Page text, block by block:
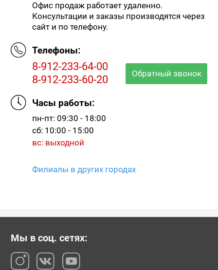
Офис продаж работает удаленно.
Консультации и заказы производятся через
сайт и по телефону.
Телефоны:
8-912-233-64-00
8-912-233-60-20
Обратный звонок
Часы работы:
пн-пт: 09:30 - 18:00
сб: 10:00 - 15:00
вс: выходной
Филиалы в других городах
Мы в соц. сетях: